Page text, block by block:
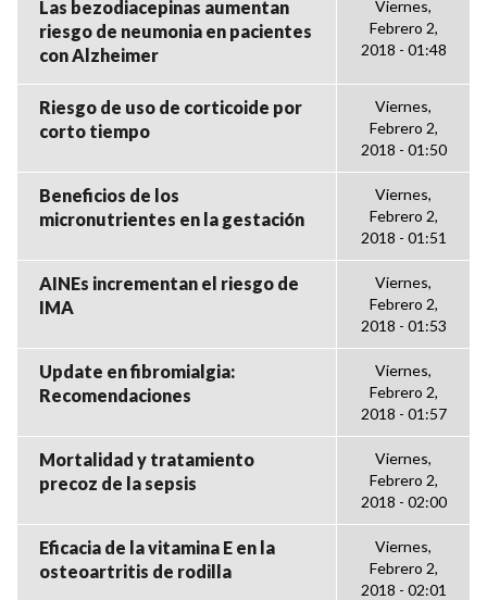
Las bezodiacepinas aumentan
riesgo de neumonia en pacientes
con Alzheimer
Viernes,
Febrero 2,
2018 - 01:48
Riesgo de uso de corticoide por
corto tiempo
Viernes,
Febrero 2,
2018 - 01:50
Beneficios de los
micronutrientes en la gestación
Viernes,
Febrero 2,
2018 - 01:51
AINEs incrementan el riesgo de
IMA
Viernes,
Febrero 2,
2018 - 01:53
Update en fibromialgia:
Recomendaciones
Viernes,
Febrero 2,
2018 - 01:57
Mortalidad y tratamiento
precoz de la sepsis
Viernes,
Febrero 2,
2018 - 02:00
Eficacia de la vitamina E en la
osteoartritis de rodilla
Viernes,
Febrero 2,
2018 - 02:01